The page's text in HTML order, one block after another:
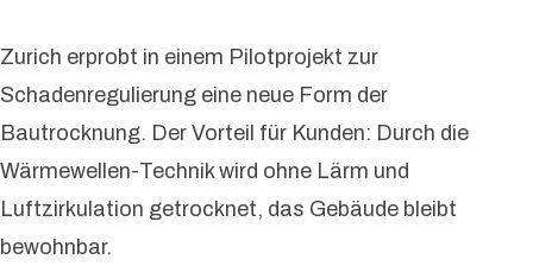
Zurich erprobt in einem Pilotprojekt zur
Schadenregulierung eine neue Form der
Bautrocknung. Der Vorteil für Kunden: Durch die
Wärmewellen-Technik wird ohne Lärm und
Luftzirkulation getrocknet, das Gebäude bleibt
bewohnbar.